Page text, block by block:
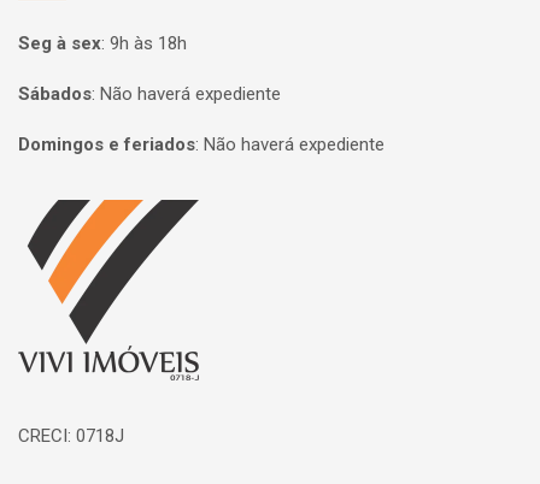
Seg à sex: 9h às 18h
Sábados: Não haverá expediente
Domingos e feriados: Não haverá expediente
Página inicial
CRECI: 0718J